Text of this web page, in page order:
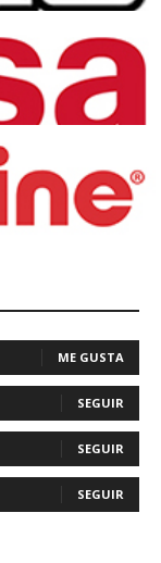
ME GUSTA
SEGUIR
SEGUIR
SEGUIR